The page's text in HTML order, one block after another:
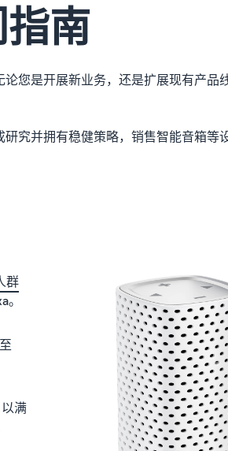
南
您是开展新业务，还是扩展现有产品
究并拥有稳健策略，销售智能音箱等
群
满